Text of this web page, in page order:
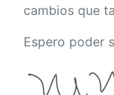
cambios que
Espero poder